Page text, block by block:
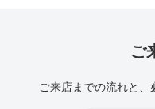
ご
ご来店までの流れと、